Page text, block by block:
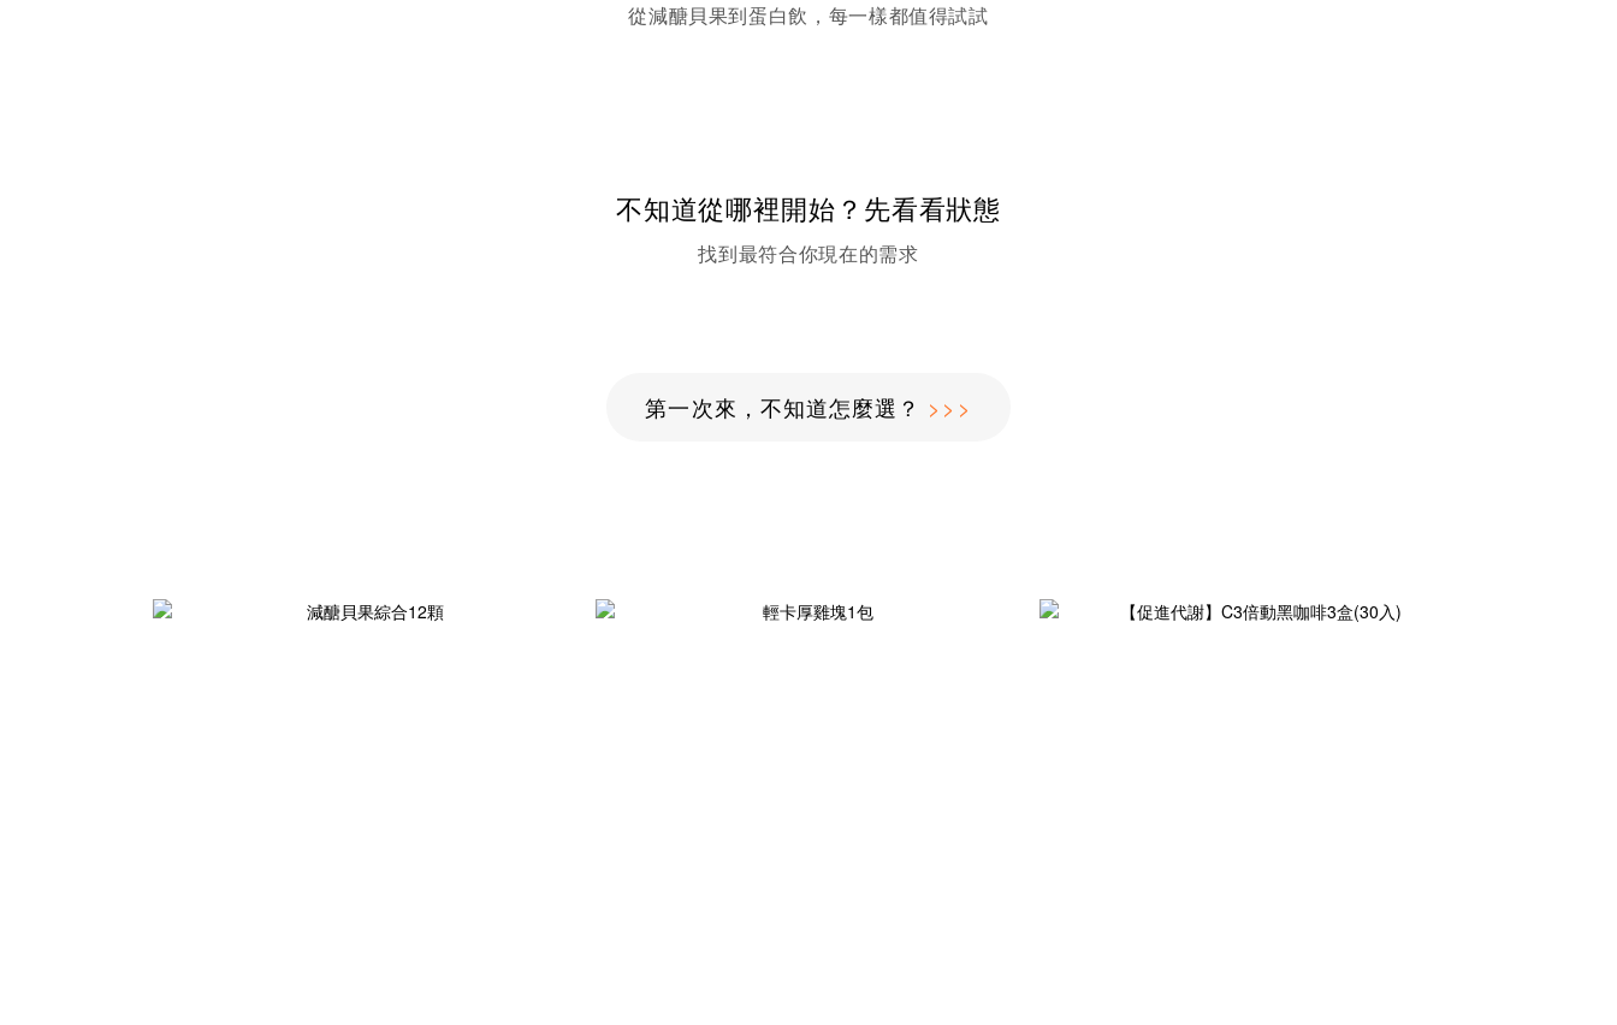
從減醣貝果到蛋白飲，每一樣都值得試試
不知道從哪裡開始？先看看狀態
找到最符合你現在的需求
第一次來，不知道怎麼選？ >>>